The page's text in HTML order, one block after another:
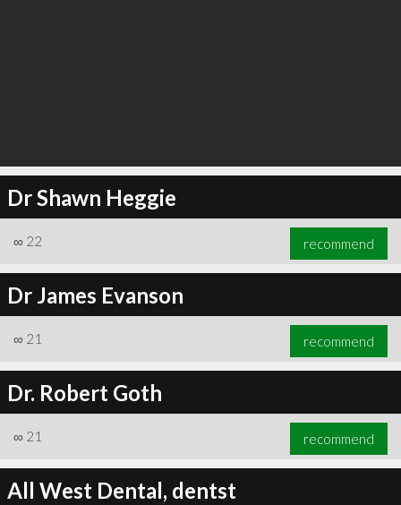
Dr Shawn Heggie
∞ 22 recommend
Dr James Evanson
∞ 21 recommend
Dr. Robert Goth
∞ 21 recommend
All West Dental, dentst